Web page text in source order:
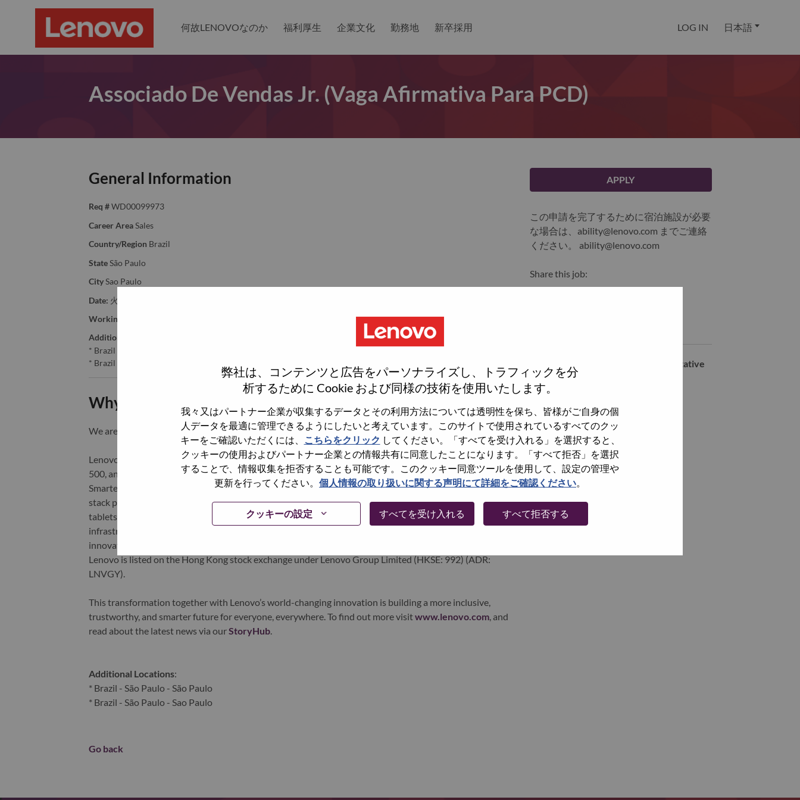
弊社は、コンテンツと広告をパーソナライズし、トラフィックを分
析するために Cookie および同様の技術を使用いたします。
我々又はパートナー企業が収集するデータとその利用方法については透明性を保ち、皆様がご自身の個
人データを最適に管理できるようにしたいと考えています。このサイトで使用されているすべてのクッ
キーをご確認いただくには、
こちらをクリック してください。「すべてを受け入れる」を選択すると、
クッキーの使用およびパートナー企業との情報共有に同意したことになります。「すべて拒否」を選択
することで、情報収集を拒否することも可能です。このクッキー同意ツールを使用して、設定の管理や
更新を行ってください。 個人情報の取り扱いに関する声明にて詳細をご確認ください
クッキーの設定 すべてを受け入れる すべて拒否する
何故LENOVOなのか 福利厚生 企業文化 勤務地 新卒採用 LOG IN 日本語
Associado De Vendas Jr. (Vaga Afirmativa Para PCD)
General Information
Req # WD00099973
Career Area Sales
Country/Region Brazil
State São Paulo
City Sao Paulo
Date: 火曜日, 6月 9, 2026
Working Time:
Additional Locations
* Brazil - São Paulo - São Paulo
* Brazil - São Paulo - Sao Paulo
Why Work at Lenovo
We are Lenovo. We do what we say. We own what we do. We WOW our customers.
Lenovo is a US$83 billion revenue global technology powerhouse, ranked #153 in the Fortune Global
500, and serving millions of customers every day in 180 markets. Focused on a bold vision to deliver
Smarter Technology for All, Lenovo has built on its success as the world’s largest PC company with a full-
stack portfolio of AI-enabled, AI-ready, and AI-optimized devices (PCs, workstations, smartphones,
tablets), infrastructure (server, storage, edge, high performance computing and software defined
infrastructure), software, solutions, and services. Lenovo’s continued investment in world-changing
innovation is building a more equitable, trustworthy, and smarter future for everyone, everywhere.
Lenovo is listed on the Hong Kong stock exchange under Lenovo Group Limited (HKSE: 992) (ADR:
LNVGY).
This transformation together with Lenovo’s world-changing innovation is building a more inclusive,
trustworthy, and smarter future for everyone, everywhere. To find out more visitwww.lenovo.com, and
read about the latest news via ourStoryHub.
Additional Locations:
* Brazil - São Paulo - São Paulo
* Brazil - São Paulo - Sao Paulo
Go back
APPLY
この申請を完了するために宿泊施設が必要
な場合は、ability@lenovo.com までご連絡
ください。 ability@lenovo.com
Share this job:
Inside Client Relationship Representative
Sao Paulo, São Paulo, Brazil,
全てを見る